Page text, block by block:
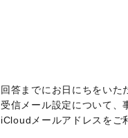
回答までにお日にちをいた
受信メール設定について、
iCloudメールアドレスをご